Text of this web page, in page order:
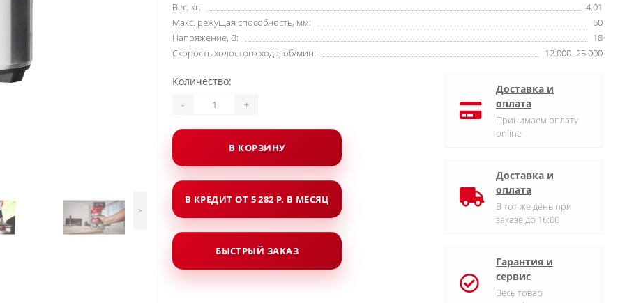
>
Вес, кг:
4.01
Макс. режущая способность, мм:
60
Напряжение, В:
18
Скорость холостого хода, об/мин:
12 000–25 000
Количество:
- +
В КОРЗИНУ
В КРЕДИТ ОТ 5 282 Р. В МЕСЯЦ
БЫСТРЫЙ ЗАКАЗ
Доставка и
оплата
Принимаем оплату
online
Доставка и
оплата
В тот же день при
заказе до 16:00
Гарантия и
сервис
Весь товар